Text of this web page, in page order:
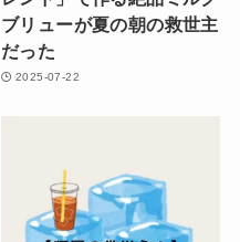
ブリューが夏の朝の救世主
だった
2025-07-22